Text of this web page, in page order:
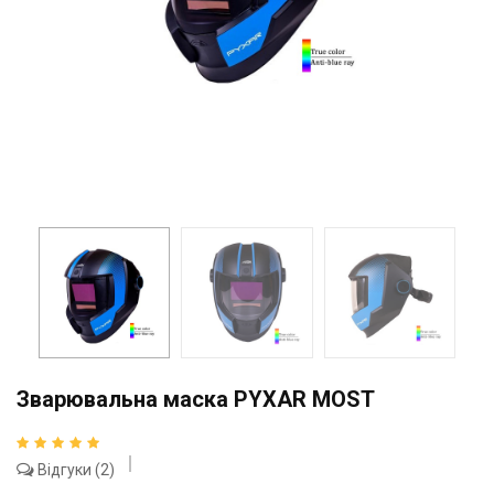
Зварювальна маска PYXAR MOST
Відгуки 2